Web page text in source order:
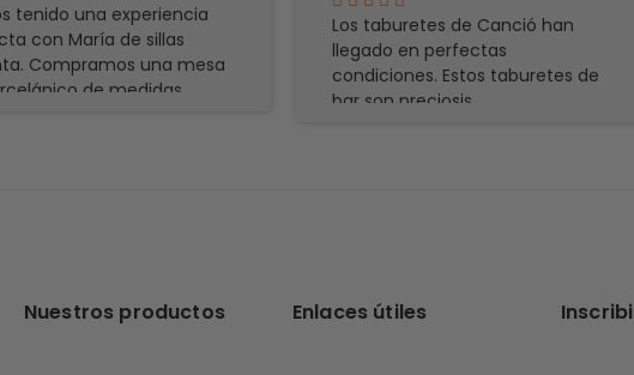
tenido una experiencia
con María de sillas
Compramos una mesa
de medidas
Los taburetes de Canció han
llegado en perfectas
condiciones. Estos taburetes de
bar son preciosis
Nuestros productos Enlaces útiles